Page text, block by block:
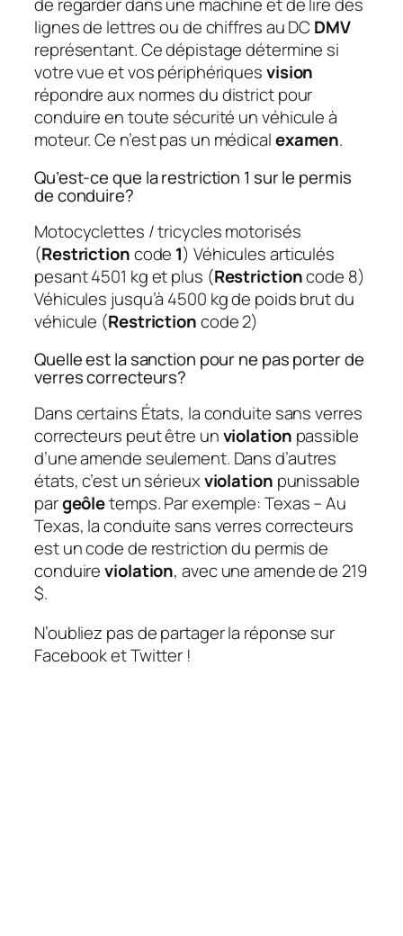
lignes de lettres ou de chiffres au DCDMV
représentant. Ce dépistage détermine si
votre vue et vos périphériquesvision
répondre aux normes du district pour
conduire en toute sécurité un véhicule à
moteur. Ce n’est pas un médicalexamen.
Qu’est-ce que la restriction 1 sur le permis
de conduire?
Motocyclettes / tricycles motorisés
(Restrictioncode 1) Véhicules articulés
pesant 4501 kg et plus (Restrictioncode 8)
Véhicules jusqu’à 4500 kg de poids brut du
véhicule (Restrictioncode 2)
Quelle est la sanction pour ne pas porter de
verres correcteurs?
Dans certains États, la conduite sans verres
correcteurs peut être unviolation passible
d’une amende seulement. Dans d’autres
états, c’est un sérieuxviolation punissable
pargeôletemps. Par exemple: Texas – Au
Texas, la conduite sans verres correcteurs
est un code de restriction du permis de
conduireviolation, avec une amende de 219
$.
N’oubliez pas de partager la réponse sur
Facebook et Twitter !